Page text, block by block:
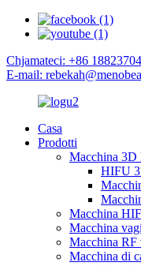
Chjamateci: +86
E-mail:
Casa
Prodotti
Macchina
HIFU
Macchina
Macchina
Macchina RF
Macchina di